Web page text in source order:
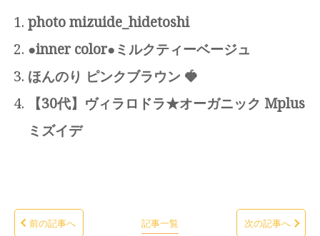
photo mizuide_hidetoshi
●inner color●ミルクティーベージュ
ほんのり ピンクブラウン 🍓
【30代】ヴィラロドラ★オーガニック Mplus
ミズイデ
前の記事へ 記事一覧 次の記事へ